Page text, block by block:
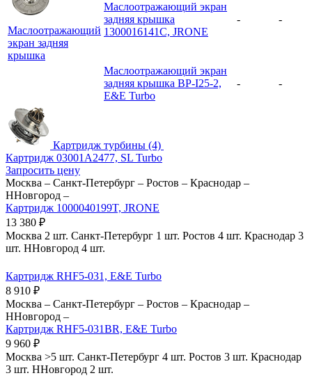
Маслоотражающий
экран задняя
крышка
Маслоотражающий экран
задняя крышка
1300016141C, JRONE
- -
Маслоотражающий экран
задняя крышка BP-I25-2,
E&E Turbo
- -
Картридж турбины (4)
Картридж 03001A2477, SL Turbo
Запросить цену
Москва – Санкт-Петербург – Ростов – Краснодар –
ННовгород –
Картридж 1000040199T, JRONE
13 380 ₽
Москва 2 шт. Санкт-Петербург 1 шт. Ростов 4 шт. Краснодар 3
шт. ННовгород 4 шт.
Картридж RHF5-031, E&E Turbo
8 910 ₽
Москва – Санкт-Петербург – Ростов – Краснодар –
ННовгород –
Картридж RHF5-031BR, E&E Turbo
9 960 ₽
Москва >5 шт. Санкт-Петербург 4 шт. Ростов 3 шт. Краснодар
3 шт. ННовгород 2 шт.